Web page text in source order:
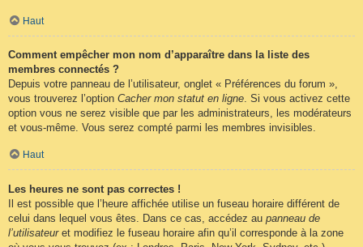
Haut
Comment empêcher mon nom d’apparaître dans la liste des
membres connectés ?
Depuis votre panneau de l’utilisateur, onglet « Préférences du forum »,
vous trouverez l’option Cacher mon statut en ligne . Si vous activez cette
option vous ne serez visible que par les administrateurs, les modérateurs
et vous-même. Vous serez compté parmi les membres invisibles.
Haut
Les heures ne sont pas correctes !
Il est possible que l’heure affichée utilise un fuseau horaire différent de
celui dans lequel vous êtes. Dans ce cas, accédez au panneau de
l’utilisateuret modifiez le fuseau horaire afin qu’il corresponde à la zone